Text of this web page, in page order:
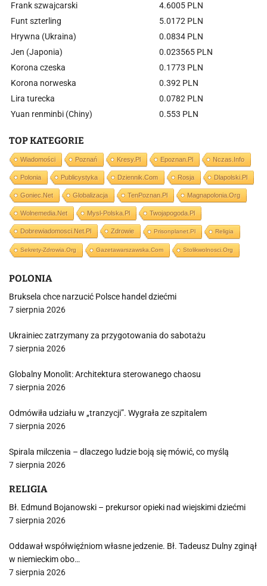
Frank szwajcarski
4.6005 PLN
Funt szterling
5.0172 PLN
Hrywna (Ukraina)
0.0834 PLN
Jen (Japonia)
0.023565 PLN
Korona czeska
0.1773 PLN
Korona norweska
0.392 PLN
Lira turecka
0.0782 PLN
Yuan renminbi (Chiny)
0.553 PLN
TOP KATEGORIE
Wiadomości Poznań Kresy.pl Epoznan.pl Nczas.info
Polonia Publicystyka Dziennik.com Rosja Dlapolski.pl
Goniec.net Globalizacja TenPoznan.pl Magnapolonia.org
Wolnemedia.net Mysl-Polska.pl Twojapogoda.pl
Dobrewiadomosci.net.pl Zdrowie Prisonplanet.pl Religia
Sekrety-Zdrowia.org Gazetawarszawska.com Stolikwolnosci.org
POLONIA
Bruksela chce narzucić Polsce handel dziećmi
7 sierpnia 2026
Ukrainiec zatrzymany za przygotowania do sabotażu
7 sierpnia 2026
Globalny Monolit: Architektura sterowanego chaosu
7 sierpnia 2026
Odmówiła udziału w „tranzycji”. Wygrała ze szpitalem
7 sierpnia 2026
Spirala milczenia – dlaczego ludzie boją się mówić, co myślą
7 sierpnia 2026
RELIGIA
Bł. Edmund Bojanowski – prekursor opieki nad wiejskimi dziećmi
7 sierpnia 2026
Oddawał współwięźniom własne jedzenie. Bł. Tadeusz Dulny zginął
w niemieckim obo…
7 sierpnia 2026